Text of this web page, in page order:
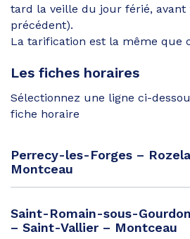
tard la veille du jour férié, avant
précédent).
La tarification est la même que
Les fiches horaires
Sélectionnez une ligne ci-
fiche horaire
Perrecy-les-Forges –
Montceau
Saint-Romain-sous-
– Saint-Vallier – Montceau